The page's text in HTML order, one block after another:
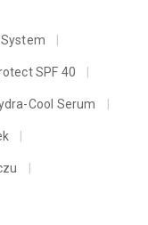
SPF 40
Cool Serum